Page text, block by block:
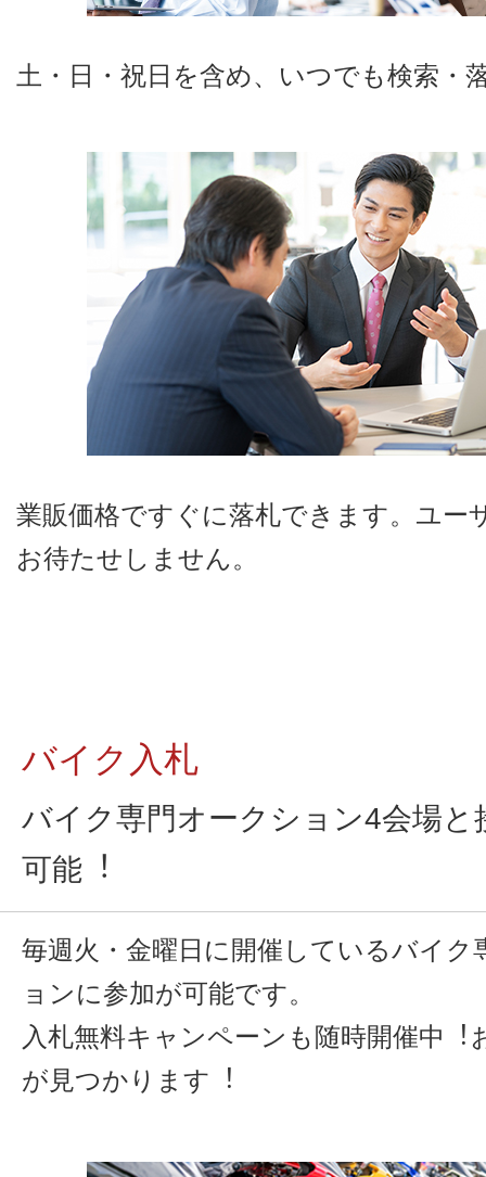
土・日・祝日を含め、いつでも検索・
業販価格ですぐに落札できます。ユー
お待たせしません。
バイク入札
バイク専門オークション4会場と
可能︕
毎週火・金曜日に開催しているバイク
ョンに参加が可能です。
入札無料キャンペーンも随時開催中︕
が見つかります︕